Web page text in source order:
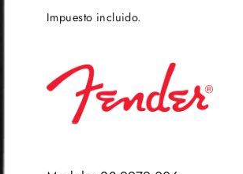
Impuesto incluido.